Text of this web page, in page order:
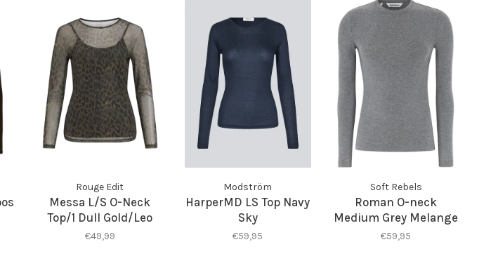
Rouge Edit
Messa L/S O-Neck
Top/1 Dull Gold/Leo
€49,99
Modström
HarperMD LS Top Navy
Sky
€59,95
Soft Rebels
Roman O-neck
Medium Grey Melange
€59,95